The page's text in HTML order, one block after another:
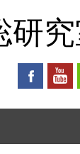
研